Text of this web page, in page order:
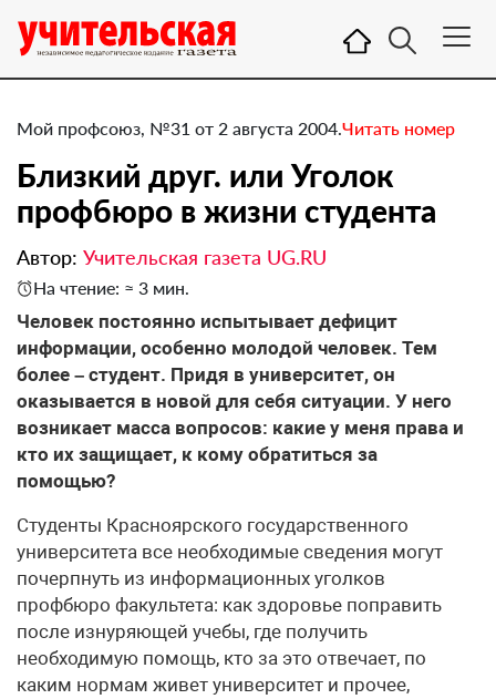
Мой профсоюз, №31 от 2 августа 2004.Читать номер
Близкий друг. или Уголок
профбюро в жизни студента
Автор: Учительская газета UG.RU
На чтение: ≈ 3 мин.
Человек постоянно испытывает дефицит
информации, особенно молодой человек. Тем
более – студент. Придя в университет, он
оказывается в новой для себя ситуации. У него
возникает масса вопросов: какие у меня права и
кто их защищает, к кому обратиться за
помощью?
Студенты Красноярского государственного
университета все необходимые сведения могут
почерпнуть из информационных уголков
профбюро факультета: как здоровье поправить
после изнуряющей учебы, где получить
необходимую помощь, кто за это отвечает, по
каким нормам живет университет и прочее,